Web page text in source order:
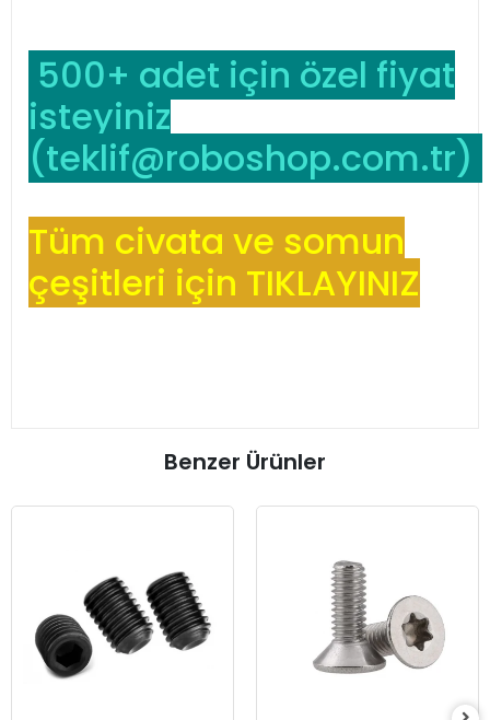
500+ adet için özel fiyat
isteyiniz
(teklif@roboshop.com.tr)
Tüm civata ve somun
çeşitleri için TIKLAYINIZ
Benzer Ürünler